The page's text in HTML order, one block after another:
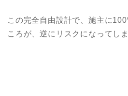
この完全自由設計で、施主に
ころが、逆にリスクになってし